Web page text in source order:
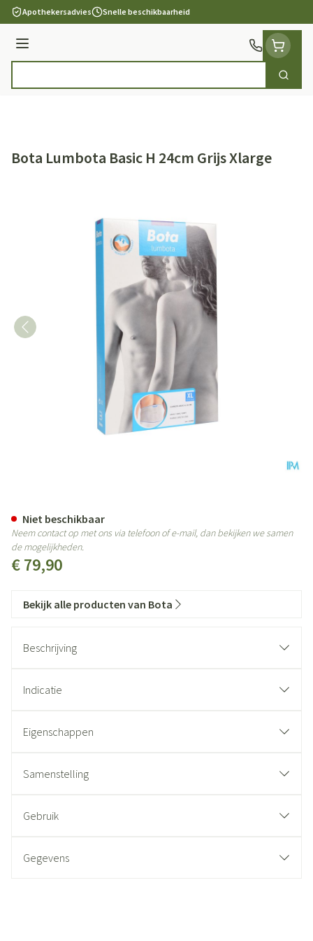
Ga naar de inhoud
Apothekersadvies Snelle beschikbaarheid
Menu
Zoek
Bota Lumbota Basic H 24cm Grijs Xlarge
€ 79,90
Niet beschikbaar
Neem contact op met ons via telefoon of e-mail, dan bekijken we samen
de mogelijkheden.
Bekijk alle producten van Bota
Beschrijving
Indicatie
Eigenschappen
Samenstelling
Gebruik
Gegevens